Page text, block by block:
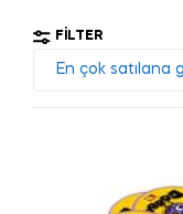
FILTER